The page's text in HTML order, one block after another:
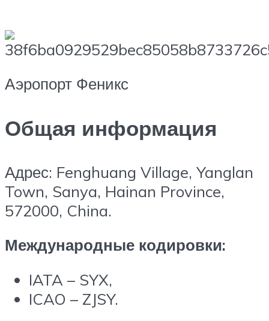
Аэропорт Феникс
Общая информация
Адрес: Fenghuang Village, Yanglan
Town, Sanya, Hainan Province,
572000, China.
Международные кодировки:
IATA – SYX,
ICAO – ZJSY.